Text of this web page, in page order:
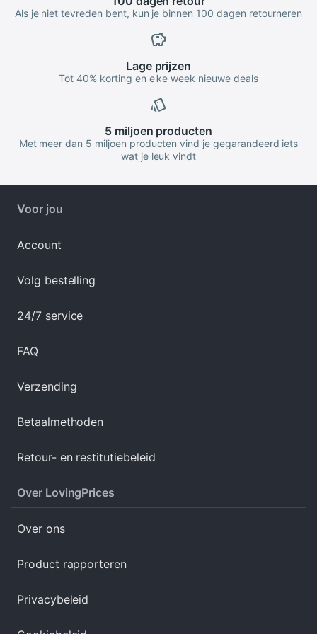
Als je niet tevreden bent, kun je binnen 100 dagen retourneren
Lageprijzen
Tot 40% korting en elke week nieuwe deals
5 miljoen producten
Met meer dan 5 miljoen producten vind je gegarandeerd iets
wat je leuk vindt
Voor jou
Account
Volg bestelling
24/7 service
FAQ
Verzending
Betaalmethoden
Retour- en restitutiebeleid
Over LovingPrices
Over ons
Product rapporteren
Privacybeleid